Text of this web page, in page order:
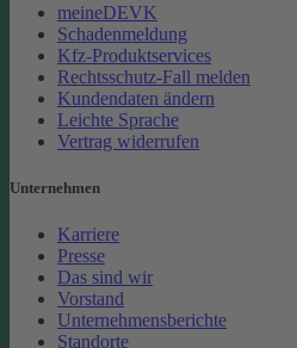
meineDEVK
Schadenmeldung
Kfz-Produktservices
Rechtsschutz-Fall melden
Kundendaten ändern
Leichte Sprache
Vertrag widerrufen
Unternehmen
Karriere
Presse
Das sind wir
Vorstand
Unternehmensberichte
Standorte